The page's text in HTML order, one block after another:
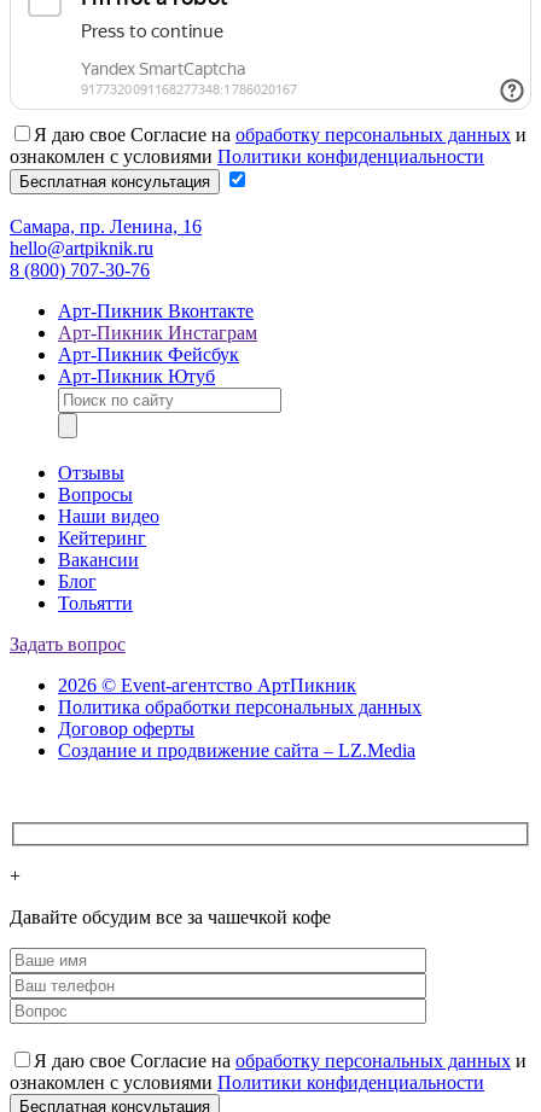
Я даю свое Согласие на обработку персональных данных и
ознакомлен с условиями Политики конфиденциальности
Самара, пр. Ленина, 16
hello@artpiknik.ru
8 (800) 707-30-76
Арт-Пикник Вконтакте
Арт-Пикник Инстаграм
Арт-Пикник Фейсбук
Арт-Пикник Ютуб
Отзывы
Вопросы
Наши видео
Кейтеринг
Вакансии
Блог
Тольятти
Задать вопрос
2026 © Event-агентство АртПикник
Политика обработки персональных данных
Договор оферты
Создание и продвижение сайта – LZ.Media
+
Давайте обсудим все за чашечкой кофе
Я даю свое Согласие на обработку персональных данных и
ознакомлен с условиями Политики конфиденциальности